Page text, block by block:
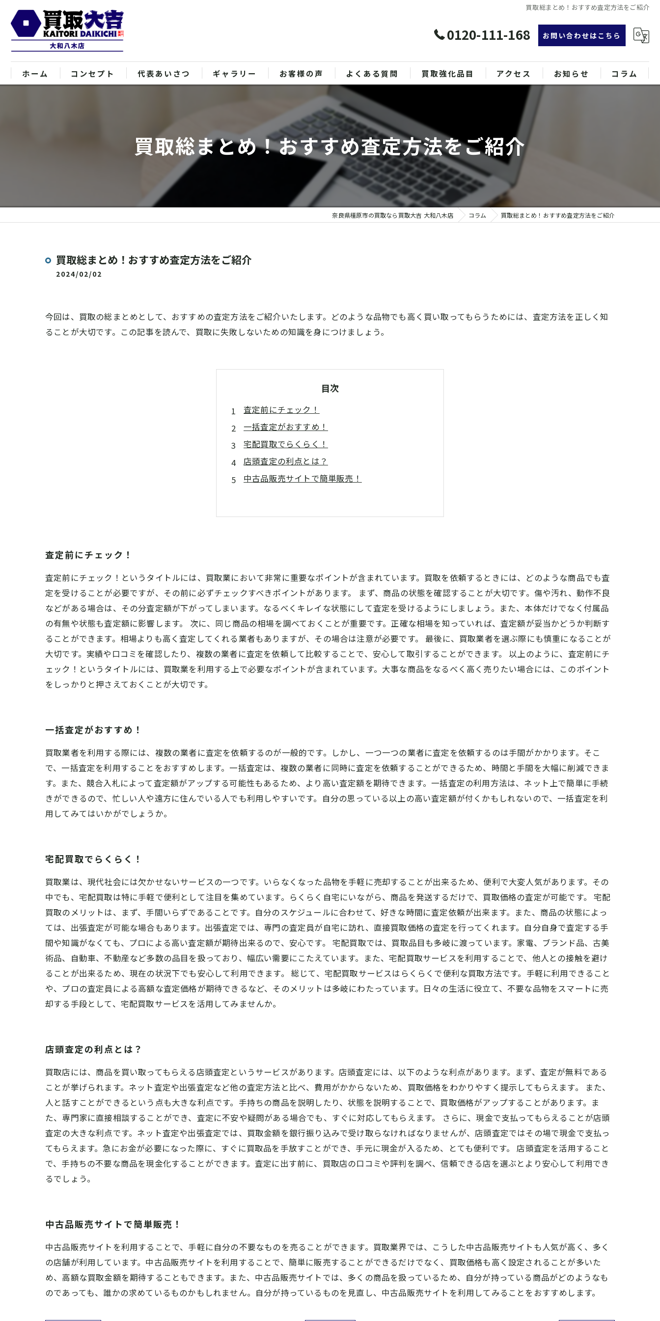
買取総まとめ！おすすめ査定方法をご紹介
0120-111-168 お問い合わせはこちら
ホーム コンセプト 代表あいさつ ギャラリー お客様の声 よくある質問 買取強化品目
ブランド品
貴金属
時計
金
アクセス お知らせ コラム
買取総まとめ！おすすめ査定方法をご紹介
奈良県橿原市の買取なら買取大吉 大和八木店 コラム 買取総まとめ！おすすめ査定方法をご紹介
買取総まとめ！おすすめ査定方法をご紹介
2024/02/02
今回は、買取の総まとめとして、おすすめの査定方法をご紹介いたします。どのような品物でも高く買い取ってもらうためには、査定方法を正しく知
ることが大切です。この記事を読んで、買取に失敗しないための知識を身につけましょう。
目次
査定前にチェック！
一括査定がおすすめ！
宅配買取でらくらく！
店頭査定の利点とは？
中古品販売サイトで簡単販売！
査定前にチェック！
査定前にチェック！というタイトルには、買取業において非常に重要なポイントが含まれています。買取を依頼するときには、どのような商品でも査
定を受けることが必要ですが、その前に必ずチェックすべきポイントがあります。 まず、商品の状態を確認することが大切です。傷や汚れ、動作不良
などがある場合は、その分査定額が下がってしまいます。なるべくキレイな状態にして査定を受けるようにしましょう。また、本体だけでなく付属品
の有無や状態も査定額に影響します。 次に、同じ商品の相場を調べておくことが重要です。正確な相場を知っていれば、査定額が妥当かどうか判断す
ることができます。相場よりも高く査定してくれる業者もありますが、その場合は注意が必要です。 最後に、買取業者を選ぶ際にも慎重になることが
大切です。実績や口コミを確認したり、複数の業者に査定を依頼して比較することで、安心して取引することができます。 以上のように、査定前にチ
ェック！というタイトルには、買取業を利用する上で必要なポイントが含まれています。大事な商品をなるべく高く売りたい場合には、このポイント
をしっかりと押さえておくことが大切です。
一括査定がおすすめ！
買取業者を利用する際には、複数の業者に査定を依頼するのが一般的です。しかし、一つ一つの業者に査定を依頼するのは手間がかかります。そこ
で、一括査定を利用することをおすすめします。一括査定は、複数の業者に同時に査定を依頼することができるため、時間と手間を大幅に削減できま
す。また、競合入札によって査定額がアップする可能性もあるため、より高い査定額を期待できます。一括査定の利用方法は、ネット上で簡単に手続
きができるので、忙しい人や遠方に住んでいる人でも利用しやすいです。自分の思っている以上の高い査定額が付くかもしれないので、一括査定を利
用してみてはいかがでしょうか。
宅配買取でらくらく！
買取業は、現代社会には欠かせないサービスの一つです。いらなくなった品物を手軽に売却することが出来るため、便利で大変人気があります。その
中でも、宅配買取は特に手軽で便利として注目を集めています。らくらく自宅にいながら、商品を発送するだけで、買取価格の査定が可能です。 宅配
買取のメリットは、まず、手間いらずであることです。自分のスケジュールに合わせて、好きな時間に査定依頼が出来ます。また、商品の状態によっ
ては、出張査定が可能な場合もあります。出張査定では、専門の査定員が自宅に訪れ、直接買取価格の査定を行ってくれます。自分自身で査定する手
間や知識がなくても、プロによる高い査定額が期待出来るので、安心です。 宅配買取では、買取品目も多岐に渡っています。家電、ブランド品、古美
術品、自動車、不動産など多数の品目を扱っており、幅広い需要にこたえています。また、宅配買取サービスを利用することで、他人との接触を避け
ることが出来るため、現在の状況下でも安心して利用できます。 総じて、宅配買取サービスはらくらくで便利な買取方法です。手軽に利用できること
や、プロの査定員による高額な査定価格が期待できるなど、そのメリットは多岐にわたっています。日々の生活に役立て、不要な品物をスマートに売
却する手段として、宅配買取サービスを活用してみませんか。
店頭査定の利点とは？
買取店には、商品を買い取ってもらえる店頭査定というサービスがあります。店頭査定には、以下のような利点があります。まず、査定が無料である
ことが挙げられます。ネット査定や出張査定など他の査定方法と比べ、費用がかからないため、買取価格をわかりやすく提示してもらえます。 また、
人と話すことができるという点も大きな利点です。手持ちの商品を説明したり、状態を説明することで、買取価格がアップすることがあります。ま
た、専門家に直接相談することができ、査定に不安や疑問がある場合でも、すぐに対応してもらえます。 さらに、現金で支払ってもらえることが店頭
査定の大きな利点です。ネット査定や出張査定では、買取金額を銀行振り込みで受け取らなければなりませんが、店頭査定ではその場で現金で支払っ
てもらえます。急にお金が必要になった際に、すぐに買取品を手放すことができ、手元に現金が入るため、とても便利です。 店頭査定を活用すること
で、手持ちの不要な商品を現金化することができます。査定に出す前に、買取店の口コミや評判を調べ、信頼できる店を選ぶとより安心して利用でき
るでしょう。
中古品販売サイトで簡単販売！
中古品販売サイトを利用することで、手軽に自分の不要なものを売ることができます。買取業界では、こうした中古品販売サイトも人気が高く、多く
の店舗が利用しています。中古品販売サイトを利用することで、簡単に販売することができるだけでなく、買取価格も高く設定されることが多いた
め、高額な買取金額を期待することもできます。また、中古品販売サイトでは、多くの商品を扱っているため、自分が持っている商品がどのようなも
のであっても、誰かの求めているものかもしれません。自分が持っているものを見直し、中古品販売サイトを利用してみることをおすすめします。